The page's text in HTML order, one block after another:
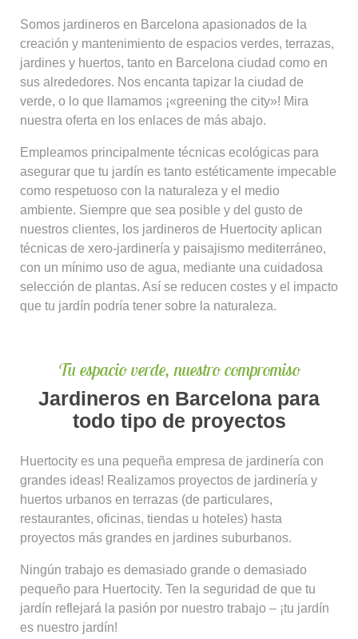
Somos jardineros en Barcelona apasionados de la
creación y mantenimiento de espacios verdes, terrazas,
jardines y huertos, tanto en Barcelona ciudad como en
sus alrededores. Nos encanta tapizar la ciudad de
verde, o lo que llamamos ¡«greening the city»! Mira
nuestra oferta en los enlaces de más abajo.
Empleamos principalmente técnicas ecológicas para
asegurar que tu jardín es tanto estéticamente impecable
como respetuoso con la naturaleza y el medio
ambiente. Siempre que sea posible y del gusto de
nuestros clientes, los jardineros de Huertocity aplican
técnicas de xero-jardinería y paisajismo mediterráneo,
con un mínimo uso de agua, mediante una cuidadosa
selección de plantas. Así se reducen costes y el impacto
que tu jardín podría tener sobre la naturaleza.
Tu espacio verde, nuestro compromiso
Jardineros en Barcelona para
todo tipo de proyectos
Huertocity es una pequeña empresa de jardinería con
grandes ideas! Realizamos proyectos de jardinería y
huertos urbanos en terrazas (de particulares,
restaurantes, oficinas, tiendas u hoteles) hasta
proyectos más grandes en jardines suburbanos.
Ningún trabajo es demasiado grande o demasiado
pequeño para Huertocity. Ten la seguridad de que tu
jardín reflejará la pasión por nuestro trabajo – ¡tu jardín
es nuestro jardín!